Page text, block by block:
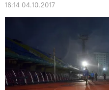
16:14 04.10.2017